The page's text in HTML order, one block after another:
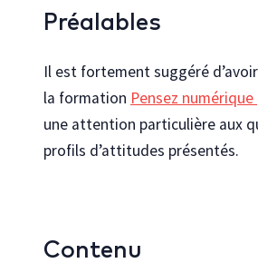
Préalables
Il est fortement suggéré
la formation Pensez numérique
une attention particulière aux
profils d’attitudes présentés.
Contenu